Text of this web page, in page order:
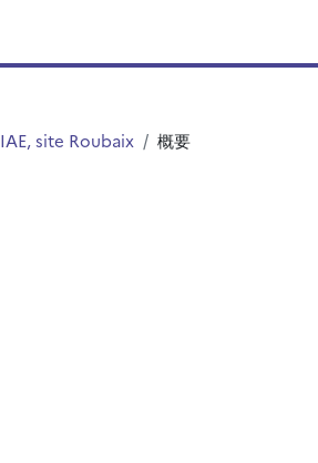
IAE, site Roubaix 概要